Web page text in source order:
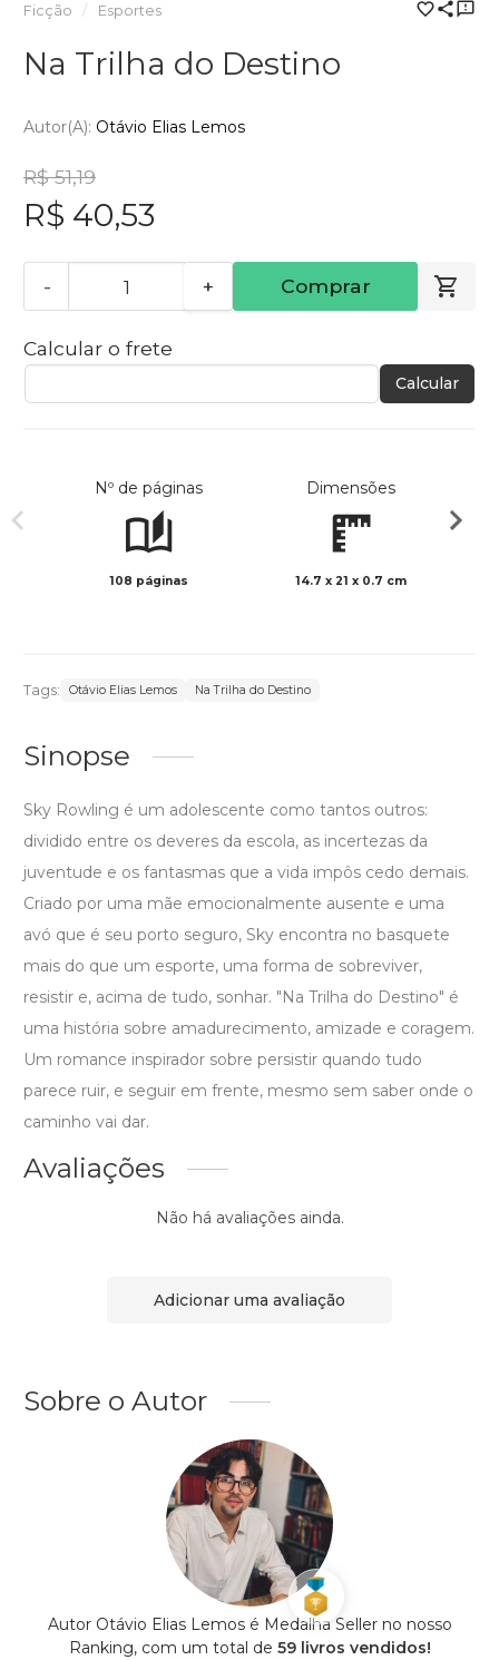
Ficção Esportes
Na Trilha do Destino
Autor(a): Otávio Elias Lemos
R$ 51,19
R$ 40,53
- + Comprar
Calcular o frete
Calcular
Nº de páginas
108 páginas
Dimensões
14.7 x 21 x 0.7 cm
Tags: Otávio Elias Lemos Na Trilha do Destino
Sinopse
Sky Rowling é um adolescente como tantos outros:
dividido entre os deveres da escola, as incertezas da
juventude e os fantasmas que a vida impôs cedo demais.
Criado por uma mãe emocionalmente ausente e uma
avó que é seu porto seguro, Sky encontra no basquete
mais do que um esporte, uma forma de sobreviver,
resistir e, acima de tudo, sonhar. "Na Trilha do Destino" é
uma história sobre amadurecimento, amizade e coragem.
Um romance inspirador sobre persistir quando tudo
parece ruir, e seguir em frente, mesmo sem saber onde o
caminho vai dar.
Avaliações
Não há avaliações ainda.
Adicionar uma avaliação
Sobre o Autor
Autor Otávio Elias Lemos é Medalha Seller no nosso
Ranking, com um total de 59 livros vendidos!